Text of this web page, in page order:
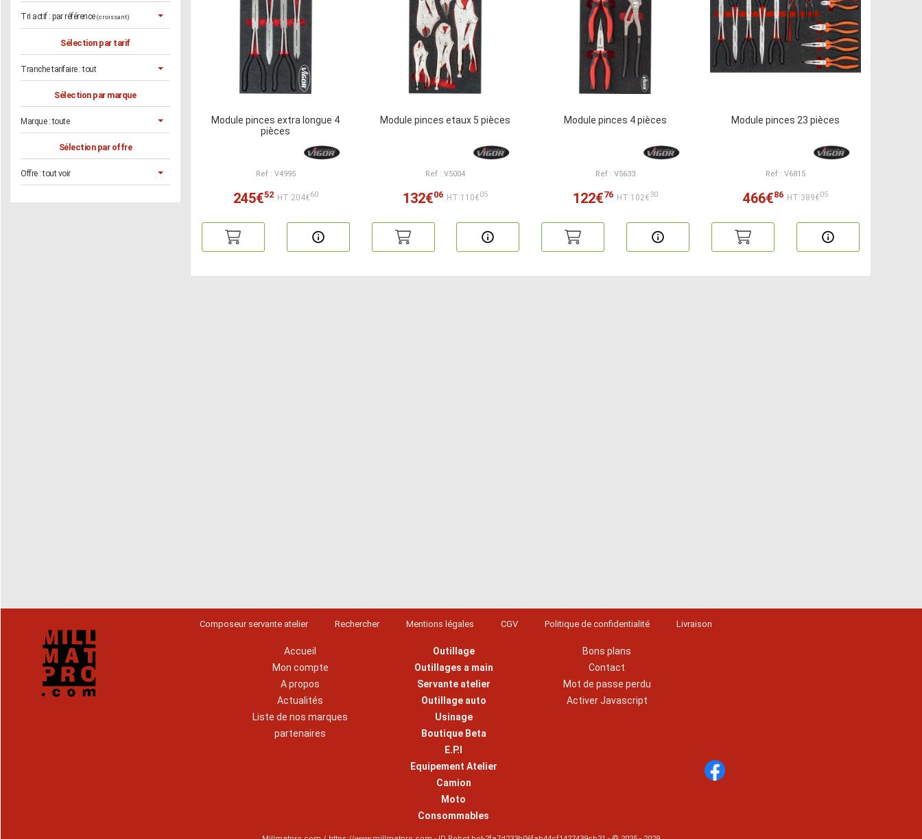
Tri actif : par référence (croissant)
Sélection par tarif
Tranche tarifaire :tout
Sélection par marque
Marque :toute
Sélection par offre
Offre :tout voir
Module pinces extra longue 4
pièces
Ref : V4995
245€52 HT:204€60
Module pinces etaux 5 pièces
Ref : V5004
132€06 HT:110€05
Module pinces 4 pièces
Ref : V5633
122€76 HT:102€30
Module pinces 23 pièces
Ref : V6815
466€86 HT:389€05
Composeur servante atelier Rechercher Mentions légales CGV Politique de confidentialité Livraison
Accueil
Mon compte
A propos
Actualités
Liste de nos marques
partenaires
Outillage
Outillages a main
Servante atelier
Outillage auto
Usinage
Boutique Beta
E.P.I
Equipement Atelier
Camion
Moto
Consommables
Bons plans
Contact
Mot de passe perdu
Activer Javascript